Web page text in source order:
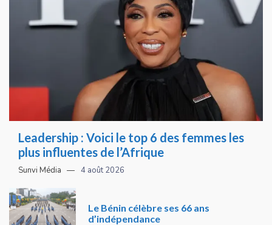
Leadership : Voici le top 6 des femmes les
plus influentes de l’Afrique
Sunvi Média 4 août 2026
Le Bénin célèbre ses 66 ans
d’indépendance